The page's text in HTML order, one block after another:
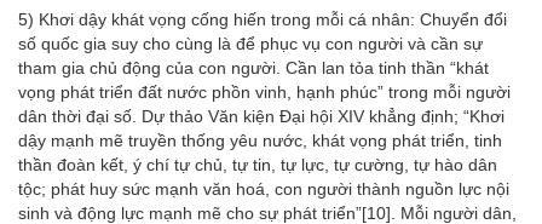
5) Khơi dậy khát vọng cống hiến trong mỗi cá nhân: Chuyển đổi
số quốc gia suy cho cùng là để phục vụ con người và cần sự
tham gia chủ động của con người. Cần lan tỏa tinh thần “khát
vọng phát triển đất nước phồn vinh, hạnh phúc” trong mỗi người
dân thời đại số. Dự thảo Văn kiện Đại hội XIV khẳng định; “Khơi
dậy mạnh mẽ truyền thống yêu nước, khát vọng phát triển, tinh
thần đoàn kết, ý chí tự chủ, tự tin, tự lực, tự cường, tự hào dân
tộc; phát huy sức mạnh văn hoá, con người thành nguồn lực nội
sinh và động lực mạnh mẽ cho sự phát triển”[10] . Mỗi người dân,